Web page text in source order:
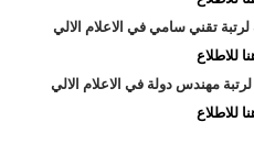
لرتبة تقني سامي في الاعلام الالي
للاطلاع
مهندس دولة في الاعلام الالي
للاطلاع